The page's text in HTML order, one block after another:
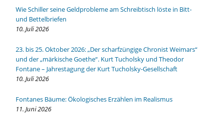
Wie Schiller seine Geldprobleme am Schreibtisch löste in Bitt-
und Bettelbriefen
10. Juli 2026
23. bis 25. Oktober 2026: „Der scharfzüngige Chronist Weimars“
und der „märkische Goethe“. Kurt Tucholsky und Theodor
Fontane – Jahrestagung der Kurt Tucholsky-Gesellschaft
10. Juli 2026
Fontanes Bäume: Ökologisches Erzählen im Realismus
11. Juni 2026